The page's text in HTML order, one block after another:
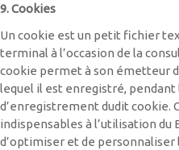
9. Cookies
Un cookie est un petit fichier
terminal à l’occasion de la
cookie permet à son émetteur
lequel il est enregistré,
d’enregistrement dudit cookie.
indispensables à l’utilisation
d’optimiser et de